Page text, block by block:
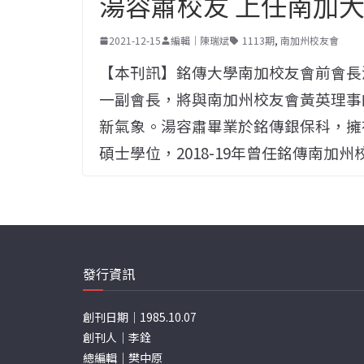
2021-12-15 編輯｜陳瑞斌 1113期, 南加州校友會
【本刊訊】銘傳大學南加校友會前會
一副會長，將與南加州校友會黃英理
新氣象。湯容肅畢業於銘傳銀保科，
碩士學位，2018-19年曾任銘傳南加州
發行資訊
創刊日期｜1985.10.07
創刊人｜李銓
總編輯｜樊中原